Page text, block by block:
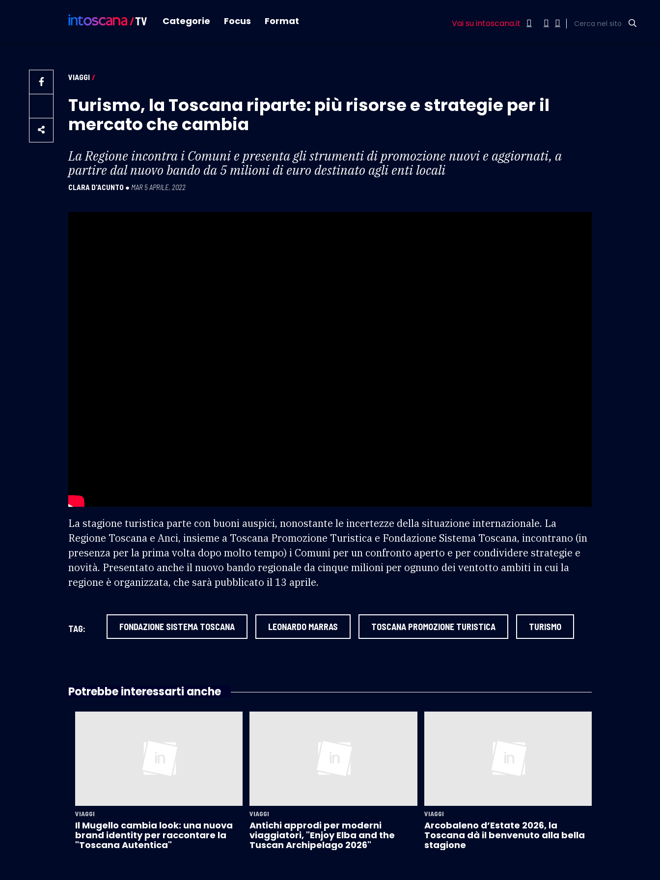
Categorie Focus Format Vai su intoscana.it Cerca nel sito
VIAGGI /
Turismo, la Toscana riparte: più risorse e strategie per il
mercato che cambia
La Regione incontra i Comuni e presenta gli strumenti di promozione nuovi e aggiornati, a
partire dal nuovo bando da 5 milioni di euro destinato agli enti locali
CLARA D'ACUNTO ● MAR 5 APRILE, 2022
La stagione turistica parte con buoni auspici, nonostante le incertezze della situazione internazionale. La
Regione Toscana e Anci, insieme a Toscana Promozione Turistica e Fondazione Sistema Toscana, incontrano (in
presenza per la prima volta dopo molto tempo) i Comuni per un confronto aperto e per condividere strategie e
novità. Presentato anche il nuovo bando regionale da cinque milioni per ognuno dei ventotto ambiti in cui la
regione è organizzata, che sarà pubblicato il 13 aprile.
TAG: FONDAZIONE SISTEMA TOSCANA LEONARDO MARRAS TOSCANA PROMOZIONE TURISTICA TURISMO
Potrebbe interessarti anche
VIAGGI
Il Mugello cambia look: una nuova
brand identity per raccontare la
"Toscana Autentica"
VIAGGI
Antichi approdi per moderni
viaggiatori, "Enjoy Elba and the
Tuscan Archipelago 2026"
VIAGGI
Arcobaleno d’Estate 2026, la
Toscana dà il benvenuto alla bella
stagione